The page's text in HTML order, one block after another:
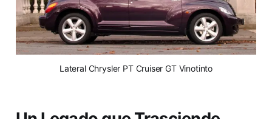
Lateral Chrysler PT Cruiser GT Vinotinto